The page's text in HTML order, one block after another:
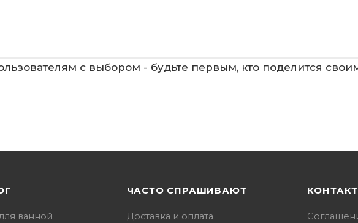
с выбором - будьте первым, кто поделится
ванной
ЧАСТО СПРАШИВАЮТ
Доставка и оплата